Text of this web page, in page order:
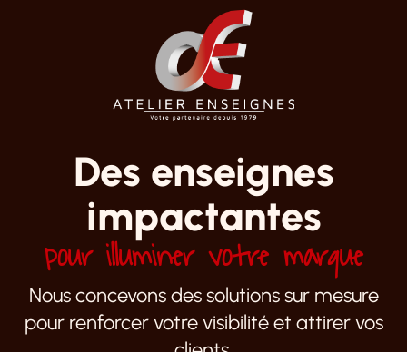
Des enseignes
impactantes
pour illuminer votre marque
Nous concevons des solutions sur mesure
pour renforcer votre visibilité et attirer vos